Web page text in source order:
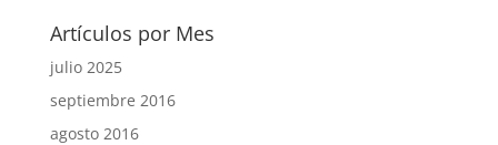
Artículos por Mes
julio 2025
septiembre 2016
agosto 2016